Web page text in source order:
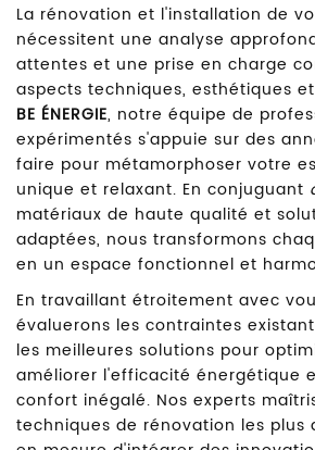
La rénovation et l'installation de
nécessitent une analyse
attentes et une prise en charge
aspects techniques, esthétiques
BE ÉNERGIE, notre équipe de
expérimentés s'appuie sur des
faire pour métamorphoser votre
unique et relaxant. En conjuguant
matériaux de haute qualité et
adaptées, nous transformons
en un espace fonctionnel et
En travaillant étroitement avec
évaluerons les contraintes
les meilleures solutions pour
améliorer l'efficacité énergétique
confort inégalé. Nos experts
techniques de rénovation les plus